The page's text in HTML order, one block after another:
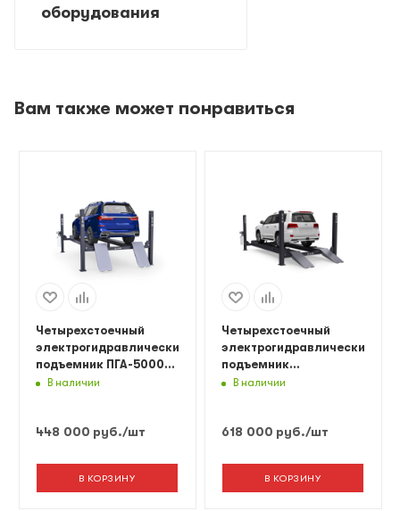
оборудования
Вам также может понравиться
Четырехстоечный
электрогидравлический
подъемник ПГА-5000/4
(слесарный) Синий
В наличии
448 000 руб./шт
В КОРЗИНУ
Четырехстоечный
электрогидравлический
подъемник
ПГА-6500/4Серый
В наличии
618 000 руб./шт
В КОРЗИНУ